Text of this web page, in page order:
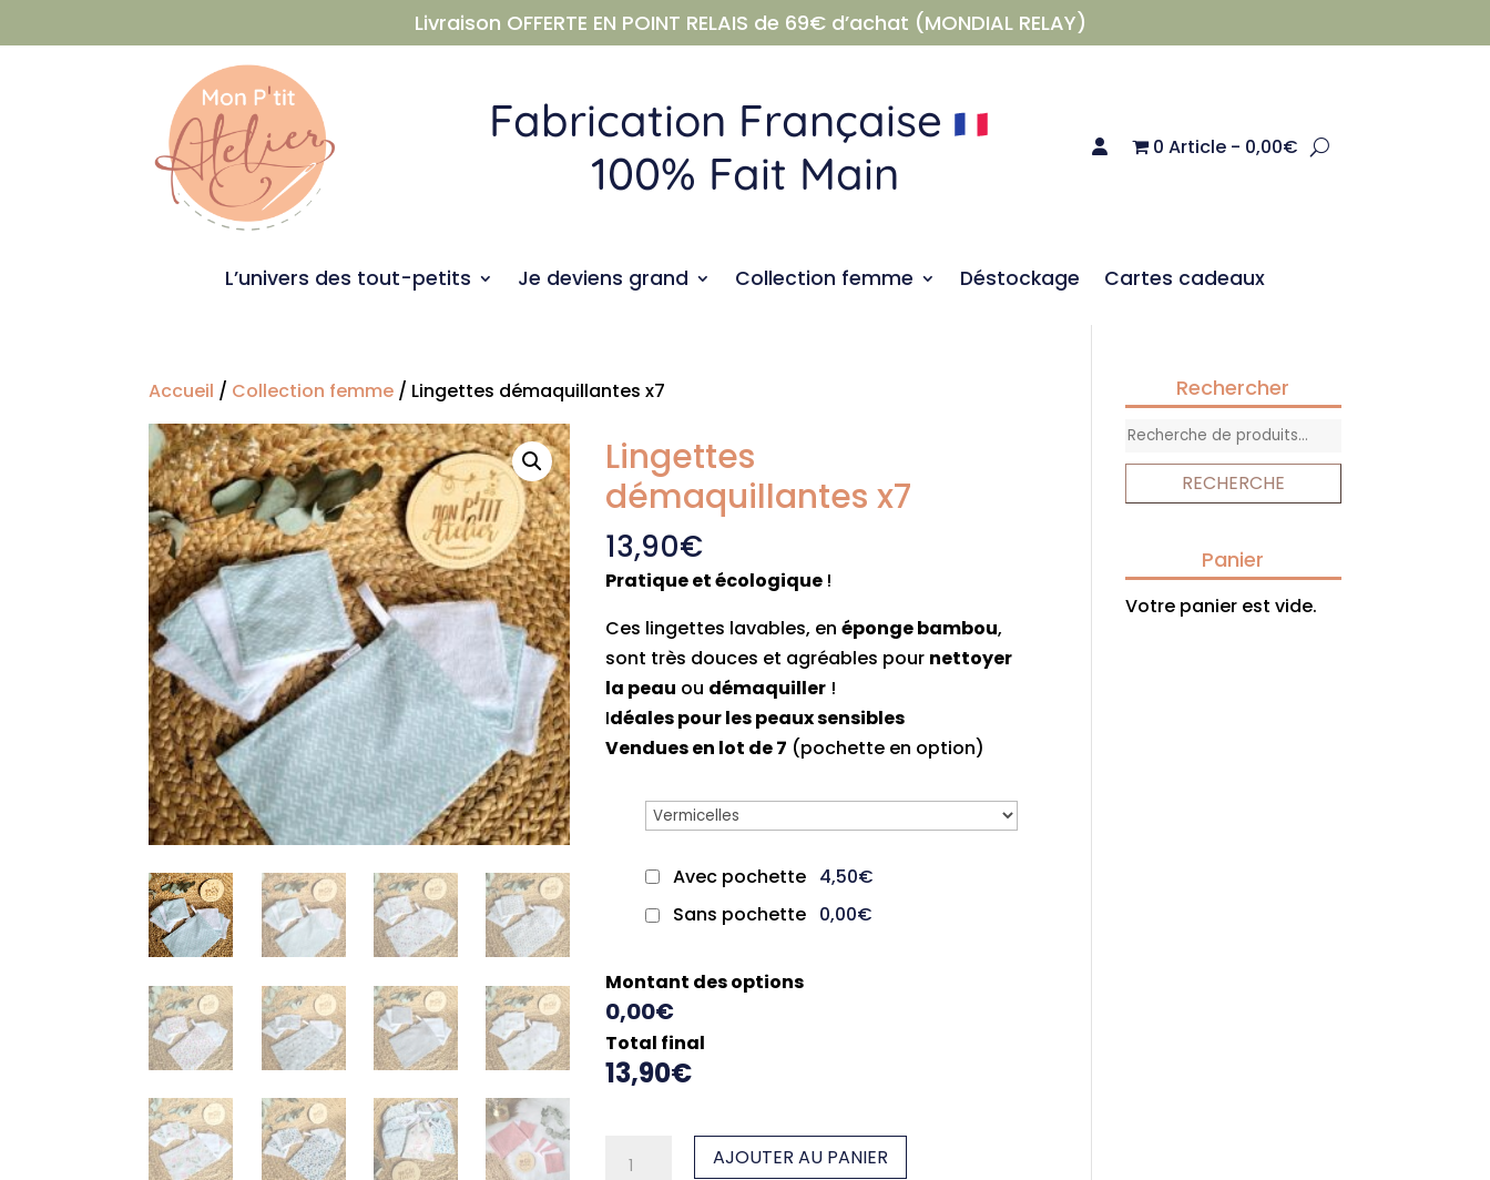
Livraison OFFERTE EN POINT RELAIS de 69€ d’achat (MONDIAL RELAY)
Fabrication Française
100% Fait Main
0 Article 0,00€
L’univers des tout-petits Je deviens grand Collection femme Déstockage Cartes cadeaux
Accueil / Collection femme / Lingettes démaquillantes x7
Lingettes
démaquillantes x7
13,90€
Pratique et écologique !
Ces lingettes lavables, enéponge bambou,
sont très douces et agréables pour nettoyer
la peau ou démaquiller !
Idéales pour les peaux sensibles
Vendues en lot de 7 (pochette en option)
Avec pochette 4,50€
Sans pochette 0,00€
Montant des options
0,00€
Total final
13,90€
AJOUTER AU PANIER
Rechercher
Recherche
pour :
RECHERCHE
Panier
Votre panier est vide.